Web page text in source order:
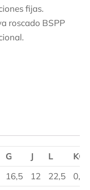
fijas.
roscado BSPP
G J L
KG
16,5 12 22,5
0,04